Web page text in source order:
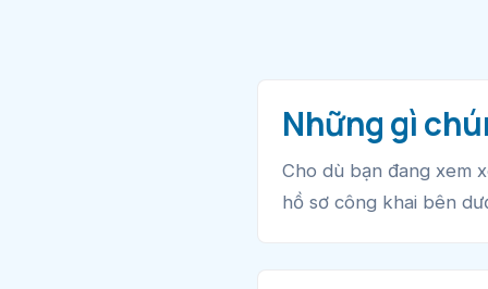
Những gì
Cho dù bạn đang xem
hồ sơ công khai bên